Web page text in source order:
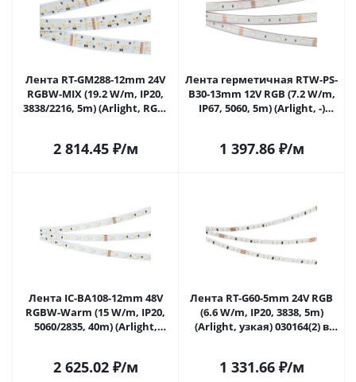
Лента RT-GM288-12mm 24V
RGBW-MIX (19.2 W/m, IP20,
3838/2216, 5m) (Arlight, RGB-
2 814.45₽/м
Лента герметичная RTW-PS-
B30-13mm 12V RGB (7.2 W/m,
IP67, 5060, 5m) (Arlight, -)
1 397.86₽/м
Лента IC-BA108-12mm 48V
RGBW-Warm (15 W/m, IP20,
5060/2835, 40m) (Arlight,
2 625.02₽/м
Лента RT-G60-5mm 24V RGB
(6.6 W/m, IP20, 3838, 5m)
(Arlight, узкая) 030164(2) в
1 331.66₽/м